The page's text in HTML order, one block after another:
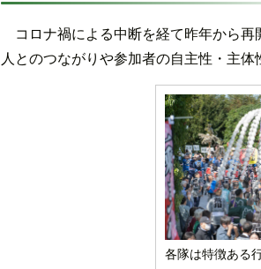
コロナ禍による中断を経て昨年から再
人とのつながりや参加者の自主性・主体
各隊は特徴ある